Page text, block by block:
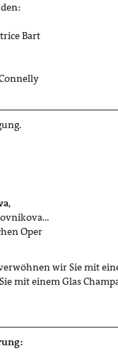
Bart
,
Oper
wir Sie mit
mit einem Glas